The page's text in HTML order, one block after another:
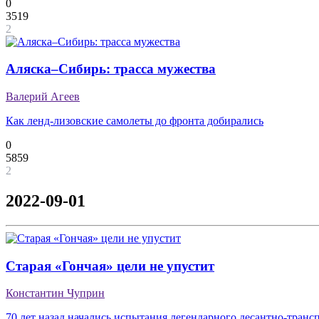
0
3519
2
Аляска–Сибирь: трасса мужества
Валерий Агеев
Как ленд-лизовские самолеты до фронта добирались
0
5859
2
2022-09-01
Старая «Гончая» цели не упустит
Константин Чуприн